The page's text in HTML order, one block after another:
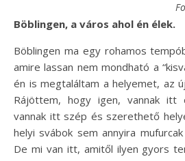
Böblingen, a város ahol én élek.
Böblingen ma egy rohamos
amire lassan nem mondható a
én is megtaláltam a helyemet, az
Rájöttem, hogy igen, vannak itt
vannak itt szép és szerethető
helyi svábok sem annyira
De mi van itt, amitől ilyen gyors